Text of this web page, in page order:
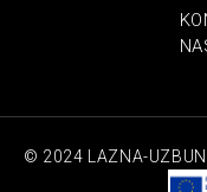
© 2024 LAZNA-